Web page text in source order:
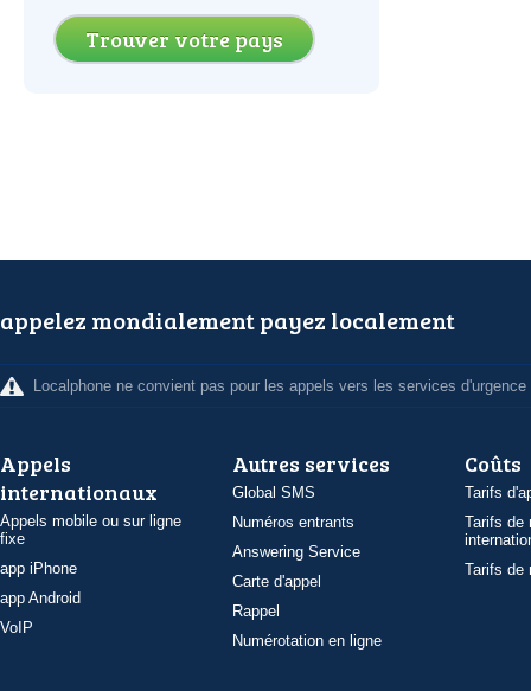
Trouver votre pays
appelez mondialement payez localement
Localphone ne convient pas pour les appels vers les services d'urgence
Appels
internationaux
Appels mobile ou sur ligne
fixe
app iPhone
app Android
VoIP
Autres services
Global SMS
Numéros entrants
Answering Service
Carte d'appel
Rappel
Numérotation en ligne
Coûts
Tarifs
Tarifs de
Tarifs de